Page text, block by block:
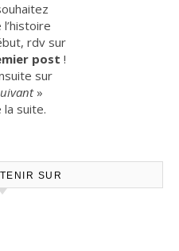
rdv sur
post !
sur
»
la suite.
SUR